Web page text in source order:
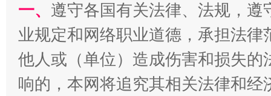
揭批美国五大"原罪" "炒
一、 遵守各国有关法律、法规，
业规定和网络职业道德，承担法
他人或（单位）造成伤害和损失
响的，本网将追究其相关法律和